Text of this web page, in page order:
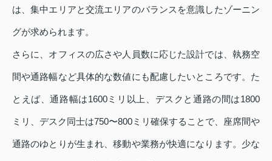
は、集中エリアと交流エリアのバランスを意識したゾーニン
グが求められます。
さらに、オフィスの広さや人員数に応じた設計では、執務空
間や通路幅など具体的な数値にも配慮したいところです。た
とえば、通路幅は1600ミリ以上、デスクと通路の間は1800
ミリ、デスク同士は750〜800ミリ確保することで、座席間や
通路のゆとりが生まれ、移動や業務が快適になります。少な